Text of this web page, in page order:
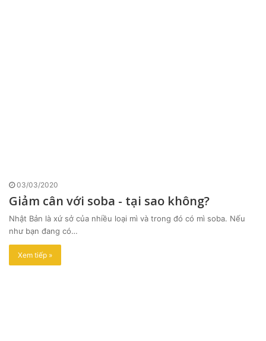
03/03/2020
Giảm cân với soba - tại sao không?
Nhật Bản là xứ sở của nhiều loại mì và trong đó có mì soba. Nếu
như bạn đang có…
Xem tiếp »